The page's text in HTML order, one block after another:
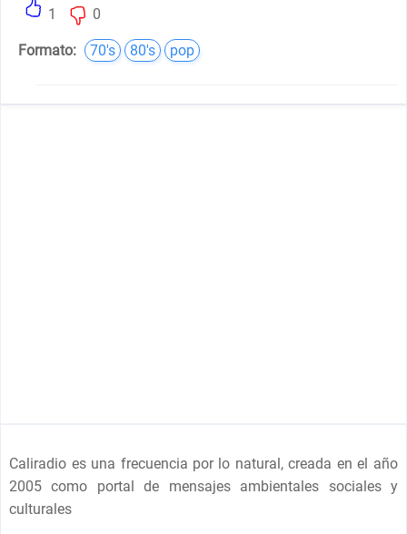
1 0
Formato: 70's 80's pop
Caliradio es una frecuencia por lo natural, creada en el año
2005 como portal de mensajes ambientales sociales y
culturales